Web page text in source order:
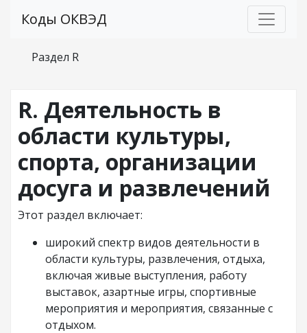
Коды ОКВЭД
Раздел R
R. Деятельность в
области культуры,
спорта, организации
досуга и развлечений
Этот раздел включает:
широкий спектр видов деятельности в
области культуры, развлечения, отдыха,
включая живые выступления, работу
выставок, азартные игры, спортивные
мероприятия и мероприятия, связанные с
отдыхом.